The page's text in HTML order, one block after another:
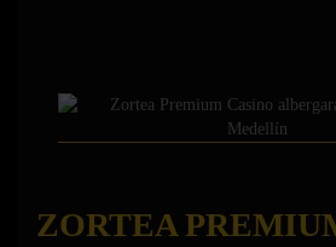
ZORTEA